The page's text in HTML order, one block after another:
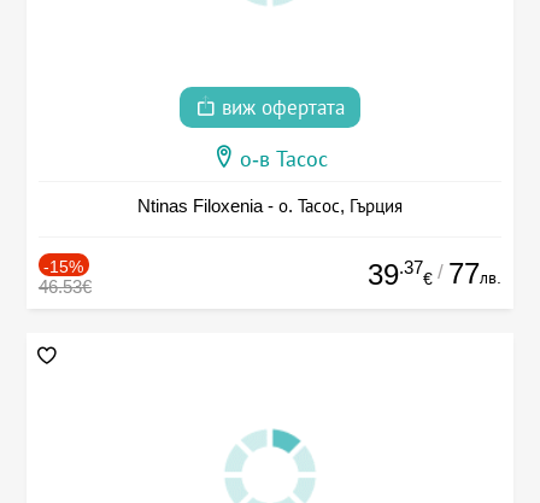
виж офертата
о-в Тасос
Ntinas Filoxenia - о. Тасос, Гърция
-15%
46.53€ 39.37
€ / 77лв.